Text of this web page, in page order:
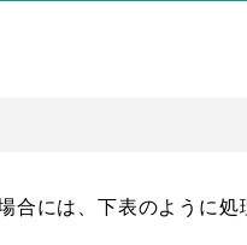
合には、下表のように処